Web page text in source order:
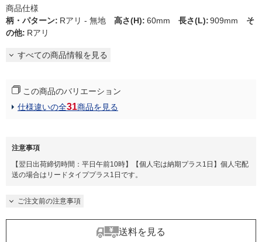
商品仕様
柄・パターン: Rアリ - 無地 高さ(H): 60mm 長さ(L): 909mm そ
の他: Rアリ
すべての商品情報を見る
この商品のバリエーション
仕様違いの全31商品を見る
注意事項
【翌日出荷締切時間：平日午前10時】【個人宅は納期プラス1日】個人宅配
送の場合はリードタイププラス1日です。
ご注文前の注意事項
送料を見る